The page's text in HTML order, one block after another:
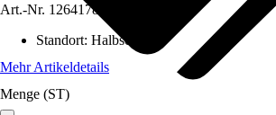
Art.-Nr. 12641789
Standort: Halbschatten
Mehr Artikeldetails
Menge (ST)